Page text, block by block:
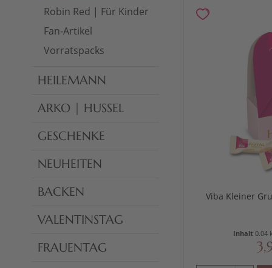
Robin Red | Für Kinder
Fan-Artikel
Vorratspacks
HEILEMANN
ARKO | HUSSEL
GESCHENKE
NEUHEITEN
BACKEN
VALENTINSTAG
FRAUENTAG
Viba Kleiner
Inhalt 0.04